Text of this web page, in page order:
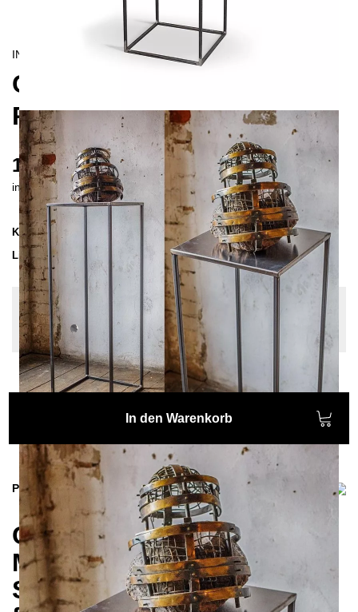
INDUSTRIAL/ CONTEMPORAIN
CREPIDO SOCKEL
PODEST 90 CM
195 €
inkl. MwSt. inkl. Versandkosten (DE)
Kollektion
CREPIDO
Lieferzeit
2-3 Wochen| vsl. 23. Aug - 30. Aug
Konfiguration bearbeiten
Farben:
Unbehandelter Stahl
In den Warenkorb
Produktinformationen
CREPIDO Sockel 90 cm –
Minimalistischer
Skulpturenständer mit